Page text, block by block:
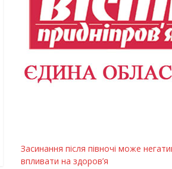
Засинання після півночі може
впливати на здоров’я